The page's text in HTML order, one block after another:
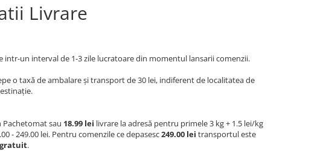
Livrare
un interval de 1-3 zile lucratoare din momentul lansarii comenzii.
o taxă de ambalare și transport de 30 lei, indiferent de localitatea de
Pachetomat sau 18.99 lei livrare la adresă pentru primele 3 kg + 1.5 lei/kg
- 249.00 lei. Pentru comenzile ce depasesc249.00 lei transportul este
gratuit.